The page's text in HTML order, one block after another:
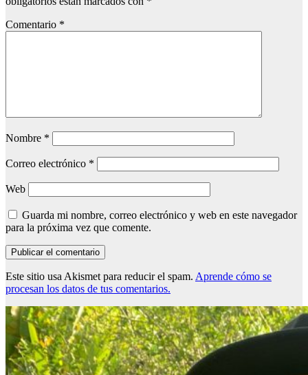
Comentario *
Nombre *
Correo electrónico *
Web
Guarda mi nombre, correo electrónico y web en este navegador
para la próxima vez que comente.
Este sitio usa Akismet para reducir el spam. Aprende cómo se
procesan los datos de tus comentarios.